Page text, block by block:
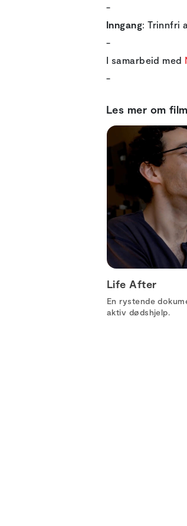
-
Inngang: Trinnfri
-
I samarbeid med
-
Les mer om
Life After
En rystende
aktiv dødshjelp.